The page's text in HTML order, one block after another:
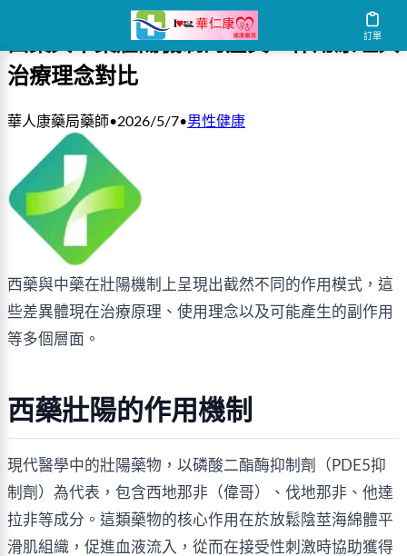
訂單
西藥與中藥壯陽機制的差異：作用原理與
治療理念對比
華人康藥局藥師•2026/5/7•男性健康
西藥與中藥在壯陽機制上呈現出截然不同的作用模式，這
些差異體現在治療原理、使用理念以及可能產生的副作用
等多個層面。
西藥壯陽的作用機制
現代醫學中的壯陽藥物，以磷酸二酯酶抑制劑（PDE5抑
制劑）為代表，包含西地那非（偉哥）、伐地那非、他達
拉非等成分。這類藥物的核心作用在於放鬆陰莖海綿體平
滑肌組織，促進血液流入，從而在接受性刺激時協助獲得